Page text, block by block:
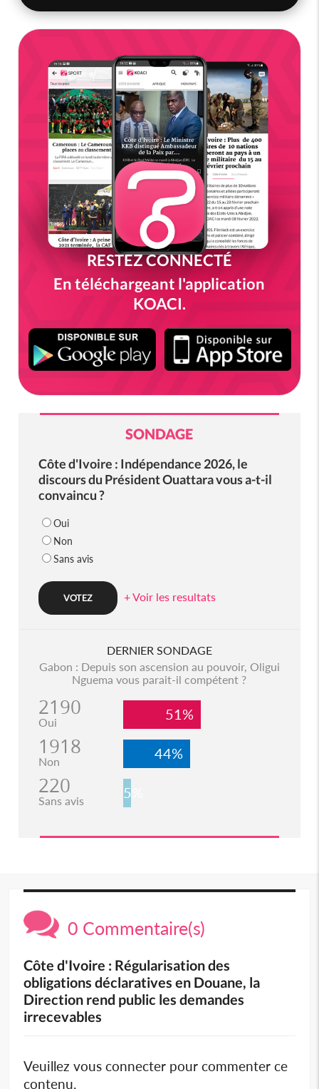
RESTEZ CONNECTÉ
En téléchargeant l'application
KOACI.
SONDAGE
Côte d'Ivoire : Indépendance 2026, le
discours du Président Ouattara vous a-t-il
convaincu ?
Oui
Non
Sans avis
+ Voir les resultats
DERNIER SONDAGE
Gabon : Depuis son ascension au pouvoir, Oligui
Nguema vous parait-il compétent ?
2190
Oui 51%
1918
Non 44%
220
Sans avis 5%
0 Commentaire(s)
Côte d'Ivoire : Régularisation des
obligations déclaratives en Douane, la
Direction rend public les demandes
irrecevables
Veuillez vous connecter pour commenter ce
contenu.